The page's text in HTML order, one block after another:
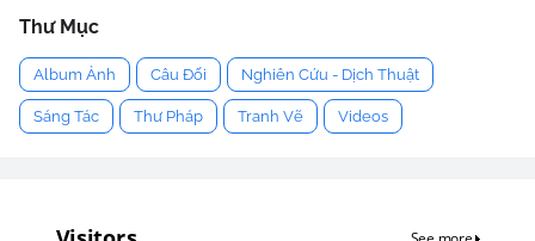
Thư Mục
Album Ảnh Câu Đối Nghiên Cứu - Dịch Thuật
Sáng Tác Thư Pháp Tranh Vẽ Videos